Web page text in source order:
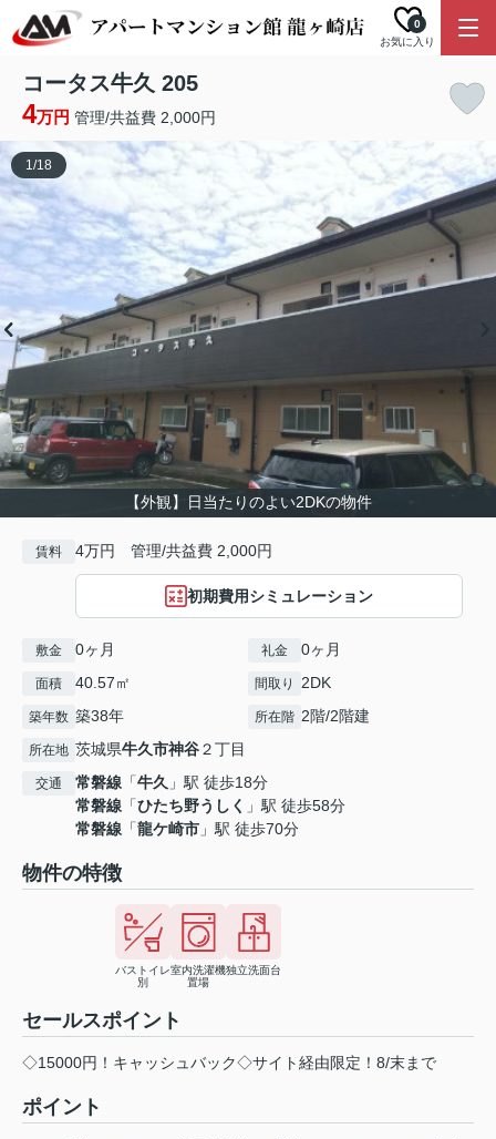
お気に入り
0
コータス牛久 205
4万円 管理/共益費 2,000円
【外観】日当たりのよい2DKの物件
1/18
賃料 4万円 管理/共益費 2,000円
初期費用シミュレーション
敷金 0ヶ月 礼金 0ヶ月
面積 40.57㎡ 間取り 2DK
築年数 築38年 所在階 2階/2階建
所在地 茨城県牛久市神谷２丁目
交通 常磐線 「牛久 」駅 徒歩18分
常磐線 「ひたち野うしく 」駅 徒歩58分
常磐線 「龍ケ崎市 」駅 徒歩70分
物件の特徴
バストイレ
別
室内洗濯機
置場
独立洗面台
セールスポイント
◇15000円！キャッシュバック◇サイト経由限定！8/末まで
ポイント